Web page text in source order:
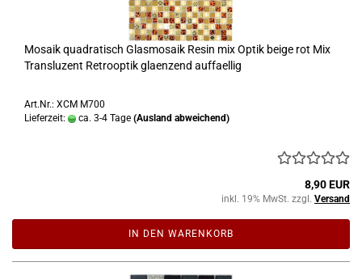
Mosaik quadratisch Glasmosaik Resin mix Optik beige rot Mix
Transluzent Retrooptik glaenzend auffaellig
Art.Nr.: XCM M700
Lieferzeit:
ca. 3-4 Tage (Ausland abweichend)
8,90 EUR
inkl. 19% MwSt. zzgl. Versand
IN DEN WARENKORB